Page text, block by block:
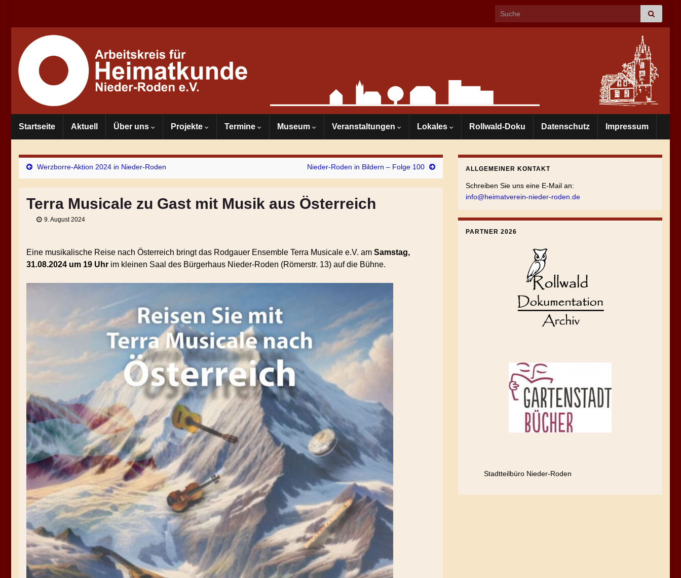
Search for:
Startseite Aktuell Über uns Projekte Termine Museum Veranstaltungen Lokales Rollwald-Doku Datenschutz Impressum
Werzborre-Aktion 2024 in Nieder-Roden Nieder-Roden in Bildern – Folge 100
Terra Musicale zu Gast mit Musik aus Österreich
9. August 2024
Eine musikalische Reise nach Österreich bringt das Rodgauer Ensemble Terra Musicale e.V. am Samstag,
31.08.2024 um 19 Uhr im kleinen Saal des Bürgerhaus Nieder-Roden (Römerstr. 13) auf die Bühne.
ALLGEMEINER KONTAKT
Schreiben Sie uns eine E-Mail an:
info@heimatverein-nieder-roden.de
PARTNER 2026
Stadtteilbüro Nieder-Roden